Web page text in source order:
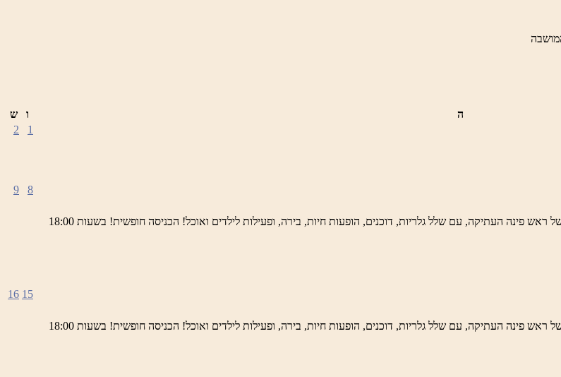
ה ו
ש
1
2
ימי חמישי באתר השחזור בראש פינה מוזמנים לחוויה תרבותית, להנות מהיופי של ראש פינה העתיקה, עם שלל גלריות, דוכנים, הופעות חיות, בירה, ופעילות לילדים ואוכל! הכניסה חופשית! בשעות 18:00
8
9
ימי חמישי באתר השחזור בראש פינה מוזמנים לחוויה תרבותית, להנות מהיופי של ראש פינה העתיקה, עם שלל גלריות, דוכנים, הופעות חיות, בירה, ופעילות לילדים ואוכל! הכניסה חופשית! בשעות 18:00
15
16